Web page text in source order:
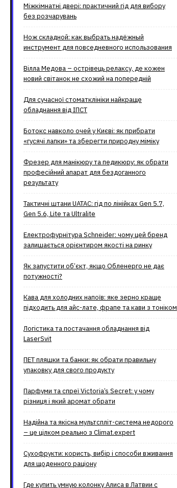
Міжкімнатні двері: практичний гід для вибору
без розчарувань
Нож складной: как выбрать надёжный
инструмент для повседневного использования
Вілла Медова – острівець релаксу, де кожен
новий світанок не схожий на попередній
Для сучасної стоматклініки найкраще
обладнання від ІПСТ
Ботокс навколо очей у Києві: як прибрати
«гусячі лапки» та зберегти природну міміку
Фрезер для манікюру та педикюру: як обрати
професійний апарат для бездоганного
результату
Тактичні штани UATAC: гід по лінійках Gen 5.7,
Gen 5.6, Lite та Ultralite
Електрофурнітура Schneider: чому цей бренд
залишається орієнтиром якості на ринку
Як запустити об’єкт, якщо Обленерго не дає
потужності?
Кава для холодних напоїв: яке зерно краще
підходить для айс-лате, фрапе та кави з тоніком
Логістика та постачання обладнання від
LaserSvit
ПЕТ пляшки та банки: як обрати правильну
упаковку для свого продукту
Парфуми та спреї Victoria’s Secret: у чому
різниця і який аромат обрати
Надійна та якісна мультспліт-система недорого
– це цілком реально з Climat.еxpert
Сухофрукти: користь, вибір і способи вживання
для щоденного раціону
Где купить умную колонку Алиса в Латвии с